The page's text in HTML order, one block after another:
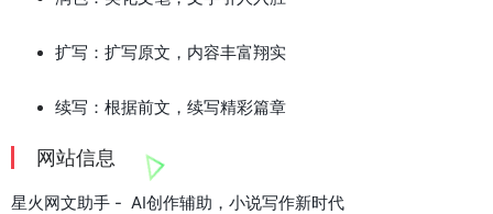
扩写：扩写原文，内容丰富翔实
续写：根据前文，续写精彩篇章
网站信息
星火网文助手 - AI创作辅助，小说写作新时代